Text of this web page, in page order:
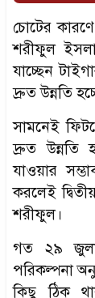
চোটের কারণে
শরীফুল
যাচ্ছেন
দ্রুত উন্নতি
সামনেই
দ্রুত উন্নতি
যাওয়ার
করলেই
শরীফুল।
গত ২৯
পরিকল্পনা
কিছু ঠিক